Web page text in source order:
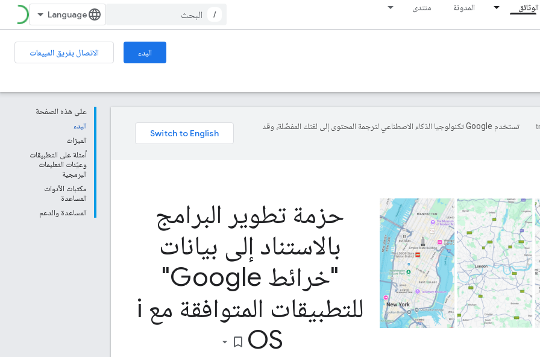
الوثائق المدونة منتدى
/
البدء
الاتصال بفريق المبيعات
على هذه الصفحة
البدء
الميزات
أمثلة على التطبيقات
وعيّنات التعليمات
البرمجية
مكتبات الأدوات
المساعدة
المساعدة والدعم
تستخدم Google تكنولوجيا الذكاء الاصطناعي لترجمة المحتوى إلى لغتك المفضّلة، وقد
حزمة تطوير البرامج
بالاستناد إلى بيانات
"خرائط Google"
للتطبيقات المتوافقة مع i
OS
bookmark_border